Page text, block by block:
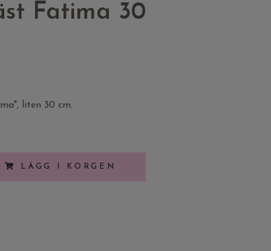
Fatima 30
liten 30 cm.
LÄGG I KORGEN